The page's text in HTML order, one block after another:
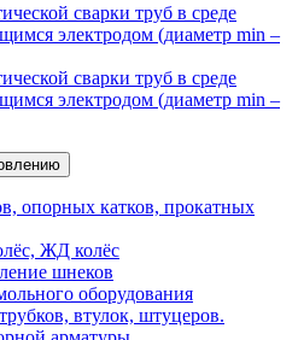
сварки труб в среде
электродом (диаметр min –
сварки труб в среде
электродом (диаметр min –
опорных катков, прокатных
ЖД колёс
шнеков
оборудования
втулок, штуцеров.